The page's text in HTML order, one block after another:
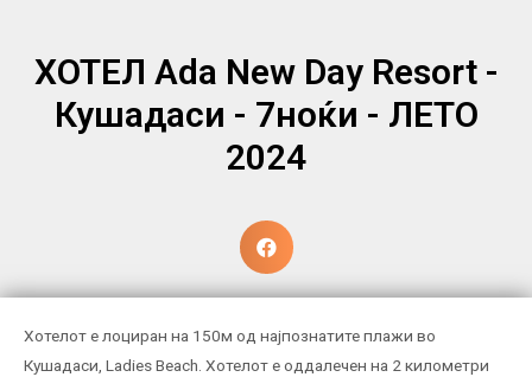
ХОТЕЛ Ada New Day Resort -
Кушадаси - 7ноќи - ЛЕТО
2024
Хотелот е лоциран на 150м од најпознатите плажи во
Кушадаси, Ladies Beach. Хотелот е оддалечен на 2 километри